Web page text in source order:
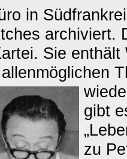
in
archiviert.
Sie
gibt
zu